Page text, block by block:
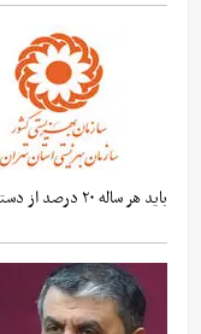
باید هر ساله ۲۰ درصد از دستمزد مصوب را دریافت کنند.